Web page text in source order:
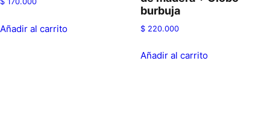
Añadir al carrito
burbuja
$220.000
Añadir al carrito